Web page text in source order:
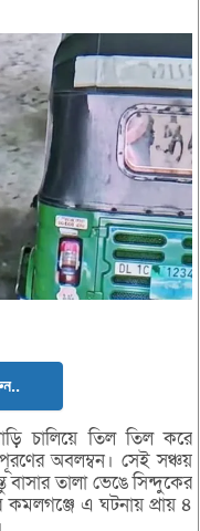
চালিয়ে তিল তিল করে
অবলম্বন। সেই সঞ্চয়
বাসার তালা ভেঙে সিন্দুকের
কমলগঞ্জে এ ঘটনায় প্রায় ৪